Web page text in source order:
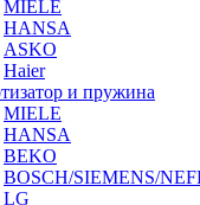
MIELE
HANSA
ASKO
Haier
и пружина
MIELE
HANSA
BEKO
BOSCH/SIEMENS/
LG